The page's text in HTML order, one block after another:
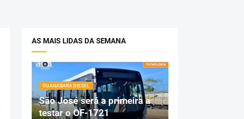
AS MAIS LIDAS DA SEMANA
GUANABARA DIESEL
São José será a primeira a
testar o OF-1721